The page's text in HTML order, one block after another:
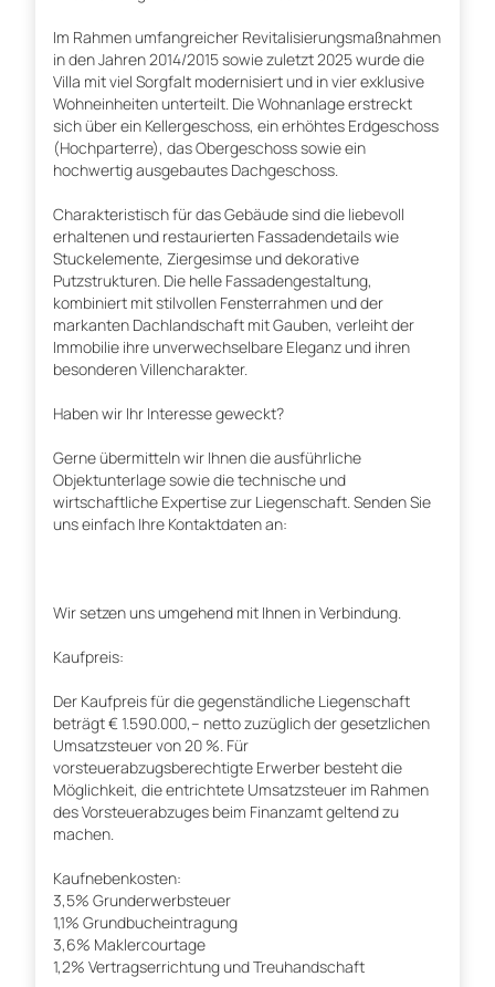
Im Rahmen umfangreicher Revitalisierungsmaßnahmen
in den Jahren 2014/2015 sowie zuletzt 2025 wurde die
Villa mit viel Sorgfalt modernisiert und in vier exklusive
Wohneinheiten unterteilt. Die Wohnanlage erstreckt
sich über ein Kellergeschoss, ein erhöhtes Erdgeschoss
(Hochparterre), das Obergeschoss sowie ein
hochwertig ausgebautes Dachgeschoss.
Charakteristisch für das Gebäude sind die liebevoll
erhaltenen und restaurierten Fassadendetails wie
Stuckelemente, Ziergesimse und dekorative
Putzstrukturen. Die helle Fassadengestaltung,
kombiniert mit stilvollen Fensterrahmen und der
markanten Dachlandschaft mit Gauben, verleiht der
Immobilie ihre unverwechselbare Eleganz und ihren
besonderen Villencharakter.
Haben wir Ihr Interesse geweckt?
Gerne übermitteln wir Ihnen die ausführliche
Objektunterlage sowie die technische und
wirtschaftliche Expertise zur Liegenschaft. Senden Sie
uns einfach Ihre Kontaktdaten an:
Wir setzen uns umgehend mit Ihnen in Verbindung.
Kaufpreis:
Der Kaufpreis für die gegenständliche Liegenschaft
beträgt € 1.590.000,– netto zuzüglich der gesetzlichen
Umsatzsteuer von 20 %. Für
vorsteuerabzugsberechtigte Erwerber besteht die
Möglichkeit, die entrichtete Umsatzsteuer im Rahmen
des Vorsteuerabzuges beim Finanzamt geltend zu
machen.
Kaufnebenkosten:
3,5% Grunderwerbsteuer
1,1% Grundbucheintragung
3,6% Maklercourtage
1,2% Vertragserrichtung und Treuhandschaft